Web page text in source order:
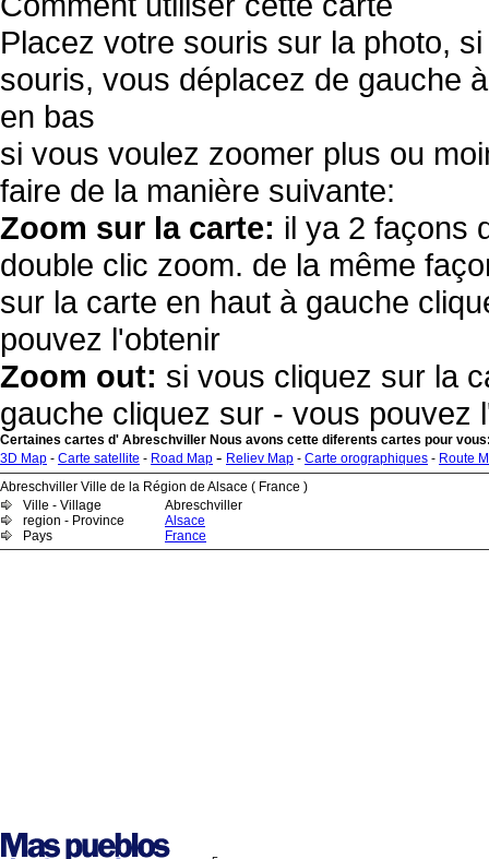
Placez votre souris sur la photo,
souris, vous déplacez de gauche
en bas
si vous voulez zoomer plus ou
faire de la manière suivante:
Zoom sur la carte: il ya 2 façons
double clic zoom. de la même
sur la carte en haut à gauche
pouvez l'obtenir
Zoom out: si vous cliquez sur la
gauche cliquez sur - vous pouvez
Certaines cartes d' Abreschviller Nous avons cette diferents cartes pour
3D Map - Carte satellite - Road Map - Reliev Map - Carte orographiques - Route
Abreschviller Ville de la Région de Alsace ( France )
Ville - Village
Abreschviller
region - Province
Alsace
Pays
France